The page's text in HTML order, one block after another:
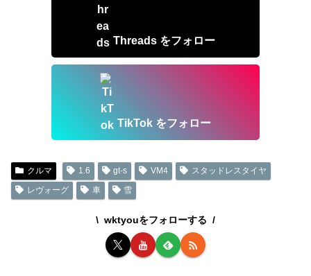
Threads をフォロー
TikTok をフォロー
クルマ 1.6 gt-s VM4
スタッドレスタイヤ
レヴォーグ
車 雪
wktyouをフォローする